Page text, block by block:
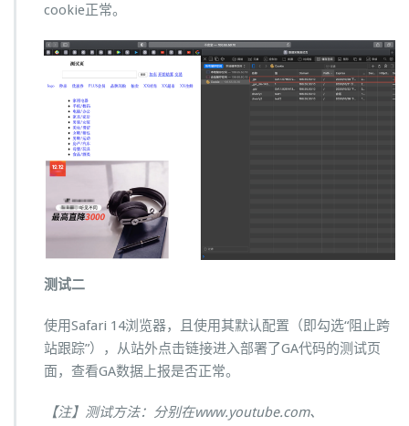
cookie正常。
测试二
使用Safari 14浏览器，且使用其默认配置（即勾选“阻止跨
站跟踪”），从站外点击链接进入部署了GA代码的测试页
面，查看GA数据上报是否正常。
【注】测试方法：分别在www.youtube.com、